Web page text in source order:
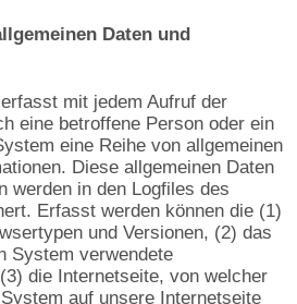
Daten und
mit jedem Aufruf der
eine betroffene Person oder ein
eine Reihe von allgemeinen
Diese allgemeinen Daten
werden in den Logfiles des
Erfasst werden können die (1)
und Versionen, (2) das
System verwendete
die Internetseite, von welcher
auf unsere Internetseite